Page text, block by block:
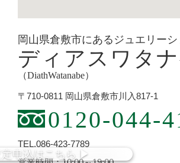
岡山県倉敷市にあるジュエリー
ディアスワタ
（DiathWatanabe）
〒710-0811 岡山県倉敷市川入817-1
0120-044-
TEL.086-423-7789
申込はこちら ▶︎